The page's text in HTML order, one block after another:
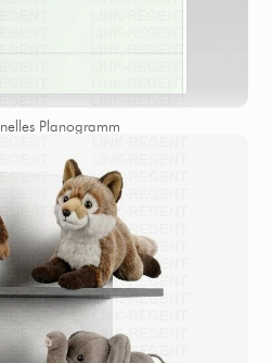
Planogramm